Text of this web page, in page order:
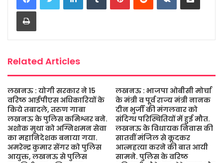
b
o
o
t
s
a
e
Print
Related Articles
लखनऊ : योगी सरकार ने 15
वरिष्ठ आईपीएस अधिकारियों के
किये तबादले, तरुण गाबा
लखनऊ के पुलिस कमिश्नर बने.
अशोक मुथा को अग्निशमन सेवा
का महानिदेशक बनाया गया.
अमरेन्द्र कुमार सेंगर को पुलिस
आयुक्त, लखनऊ से पुलिस
लखनऊ : भाजपा ओबीसी मोर्चा
के मंत्री व पूर्व राज्य मंत्री नानक
दीन भुर्जी की मंगलवार को
संदिग्ध परिस्थितियों में हुई मौत.
लखनऊ के विधायक निवास की
सातवीं मंजिल से कूदकर
आत्महत्या करने की बात आयी
सामने. पुलिस के वरिष्ठ